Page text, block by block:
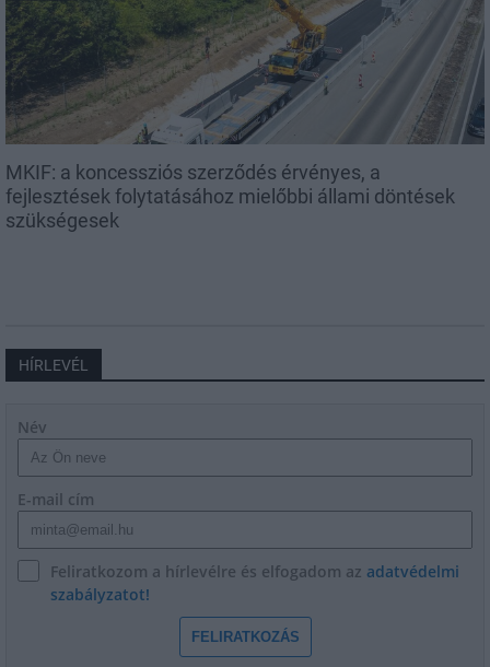
MKIF: a koncessziós szerződés érvényes, a
fejlesztések folytatásához mielőbbi állami döntések
szükségesek
HÍRLEVÉL
Név
E-mail cím
Feliratkozom a hírlevélre és elfogadom az adatvédelmi
szabályzatot!
FELIRATKOZÁS